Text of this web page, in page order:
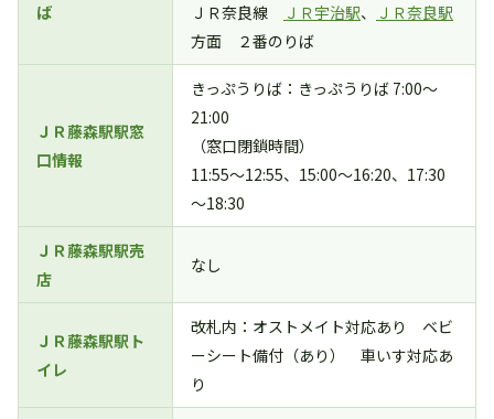
ば
ＪＲ奈良線
ＪＲ宇治駅、
ＪＲ奈良駅
方面 ２番のりば
ＪＲ藤森駅駅窓
口情報
きっぷうりば：きっぷうりば 7:00～
21:00
（窓口閉鎖時間）
11:55～12:55、15:00～16:20、17:30
～18:30
ＪＲ藤森駅駅売
店
なし
ＪＲ藤森駅駅ト
イレ
改札内：オストメイト対応あり ベビ
ーシート備付（あり） 車いす対応あ
り